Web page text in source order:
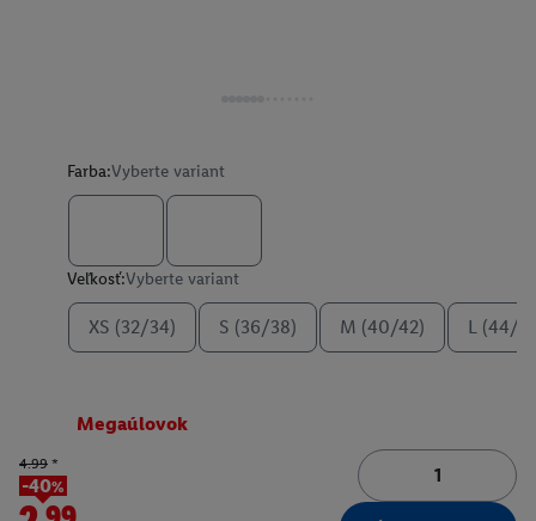
Farba:Vyberte variant
Veľkosť:Vyberte variant
XS (32/34) S (36/38) M (40/42) L (44/
Megaúlovok
4.99 *
-40%